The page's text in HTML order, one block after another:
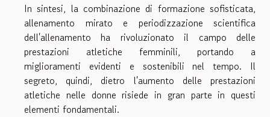
In sintesi, la combinazione di formazione sofisticata,
allenamento mirato e periodizzazione scientifica
dell'allenamento ha rivoluzionato il campo delle
prestazioni atletiche femminili, portando a
miglioramenti evidenti e sostenibili nel tempo. Il
segreto, quindi, dietro l'aumento delle prestazioni
atletiche nelle donne risiede in gran parte in questi
elementi fondamentali.